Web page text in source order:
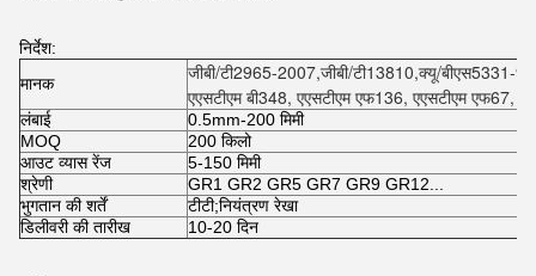
निर्देश:
मानक
जीबी/टी2965-2007,जीबी/टी13810,क्यू/बीएस5331-
एएसटीएम बी348, एएसटीएम एफ136, एएसटीएम एफ67,
लंबाई
0.5mm-200 मिमी
MOQ
200 किलो
आउट व्यास रेंज
5-150 मिमी
श्रेणी
GR1 GR2 GR5 GR7 GR9 GR12...
भुगतान की शर्तें
टीटी;नियंत्रण रेखा
डिलीवरी की तारीख
10-20 दिन